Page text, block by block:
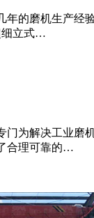
年的磨机生产经
细立式…
门为解决工业磨
合理可靠的…